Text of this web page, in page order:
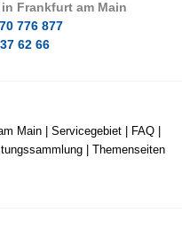
Frankfurt am Main
776 877
62 66
Main Servicegebiet FAQ
Themenseiten